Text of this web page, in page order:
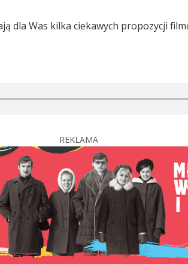
dla Was kilka ciekawych propozycji
REKLAMA